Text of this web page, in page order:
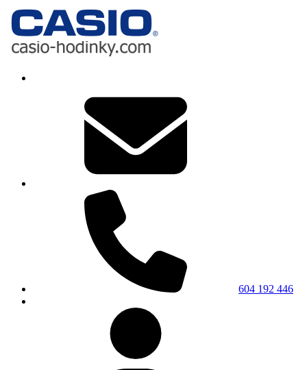
604 192 446